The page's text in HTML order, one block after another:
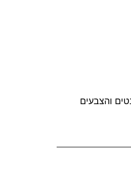
והצבעים